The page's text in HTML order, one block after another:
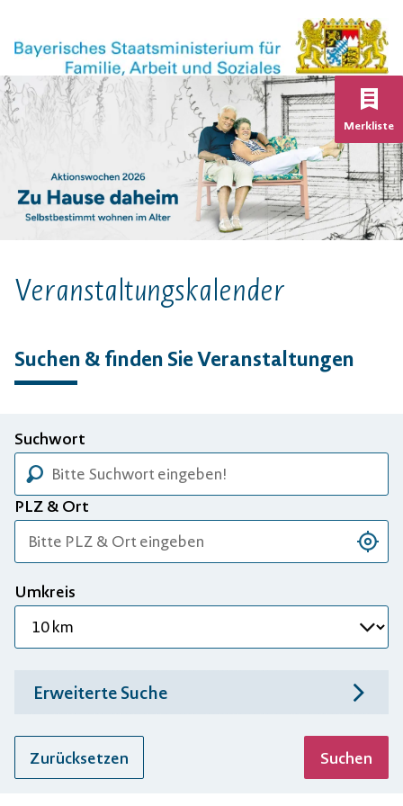
Merkliste
Veranstaltungs­kalender
Suchen & finden Sie Veranstaltungen
Suchwort
PLZ & Ort
Umkreis
Erweiterte Suche
Zurücksetzen Suchen